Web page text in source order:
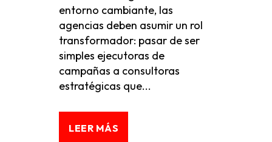
entorno cambiante, las
agencias deben asumir un rol
transformador: pasar de ser
simples ejecutoras de
campañas a consultoras
estratégicas que...
LEER MÁS